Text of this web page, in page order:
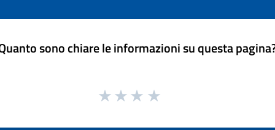
sono chiare le informazioni su questa